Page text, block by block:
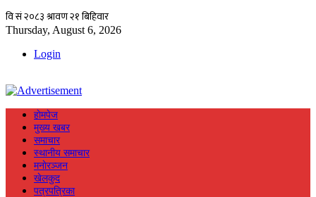
Thursday, August 6, 2026
Login
हाेमपेज
मुख्य खबर
समाचार
स्थानीय समाचार
मनाेरञ्जन
खेलकुद
पत्रपत्रिका